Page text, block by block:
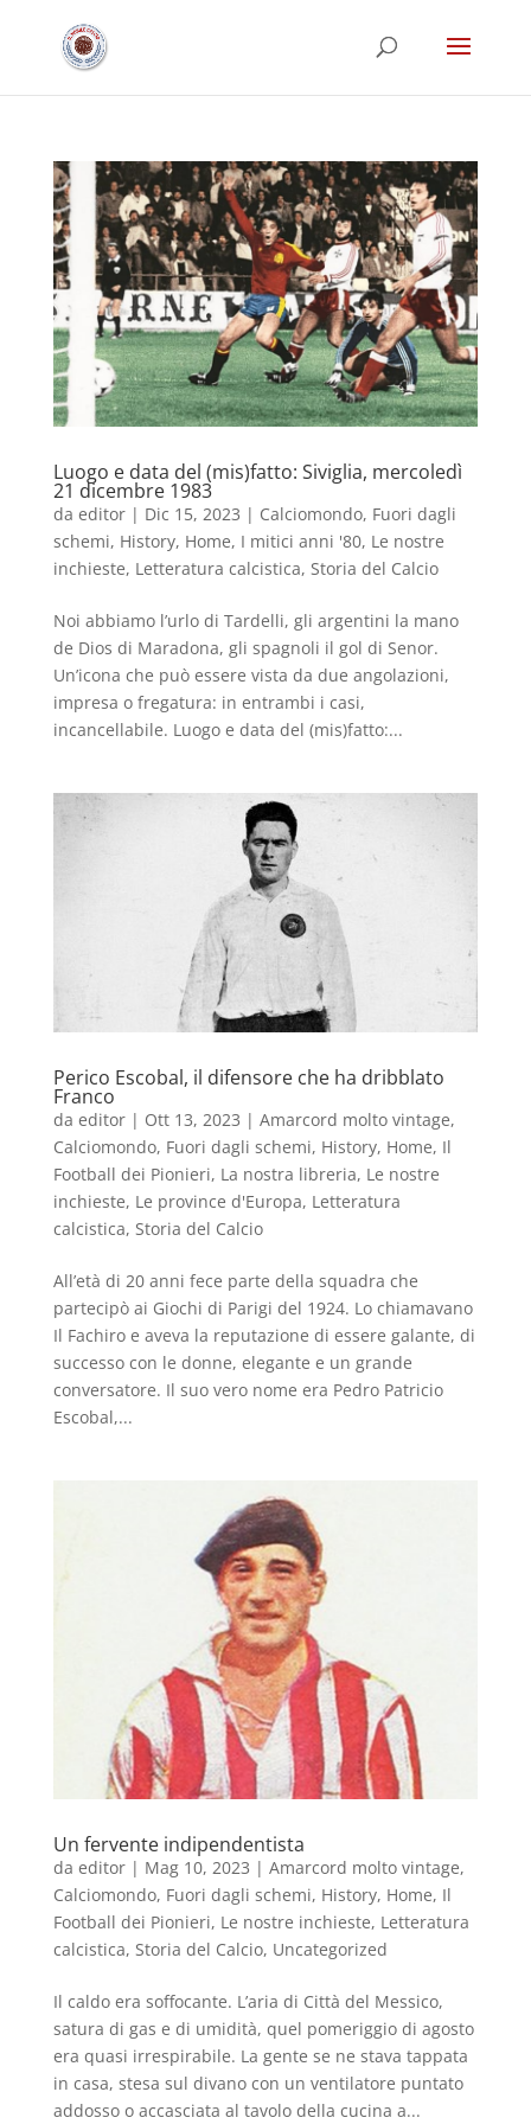
Luogo e data del (mis)fatto: Siviglia, mercoledì
21 dicembre 1983
da editor| Dic 15, 2023 | Calciomondo, Fuori dagli
schemi, History, Home, I mitici anni '80, Le nostre
inchieste, Letteratura calcistica, Storia del Calcio
Noi abbiamo l’urlo di Tardelli, gli argentini la mano
de Dios di Maradona, gli spagnoli il gol di Senor.
Un’icona che può essere vista da due angolazioni,
impresa o fregatura: in entrambi i casi,
incancellabile. Luogo e data del (mis)fatto:...
Perico Escobal, il difensore che ha dribblato
Franco
da editor| Ott 13, 2023 | Amarcord molto vintage,
Calciomondo, Fuori dagli schemi, History, Home, Il
Football dei Pionieri, La nostra libreria, Le nostre
inchieste, Le province d'Europa, Letteratura
calcistica, Storia del Calcio
All’età di 20 anni fece parte della squadra che
partecipò ai Giochi di Parigi del 1924. Lo chiamavano
Il Fachiro e aveva la reputazione di essere galante, di
successo con le donne, elegante e un grande
conversatore. Il suo vero nome era Pedro Patricio
Escobal,...
Un fervente indipendentista
da editor| Mag 10, 2023 | Amarcord molto vintage,
Calciomondo, Fuori dagli schemi, History, Home, Il
Football dei Pionieri, Le nostre inchieste, Letteratura
calcistica, Storia del Calcio, Uncategorized
Il caldo era soffocante. L’aria di Città del Messico,
satura di gas e di umidità, quel pomeriggio di agosto
era quasi irrespirabile. La gente se ne stava tappata
in casa, stesa sul divano con un ventilatore puntato
addosso o accasciata al tavolo della cucina a...